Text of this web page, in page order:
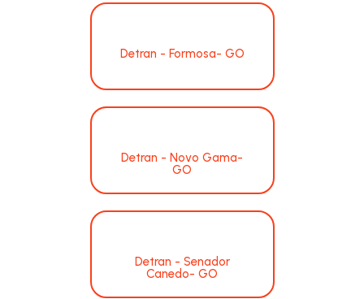
Detran - Formosa- GO
Detran - Novo Gama-
GO
Detran - Senador
Canedo- GO